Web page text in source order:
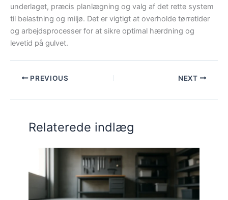
underlaget, præcis planlægning og valg af det rette system
til belastning og miljø. Det er vigtigt at overholde tørretider
og arbejdsprocesser for at sikre optimal hærdning og
levetid på gulvet.
PREVIOUS NEXT
Relaterede indlæg